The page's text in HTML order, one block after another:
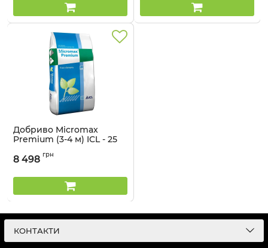
Добриво Micromax
Premium (3-4 м) ICL - 25
Артикул: 33015014
8 498 грн
КОНТАКТИ